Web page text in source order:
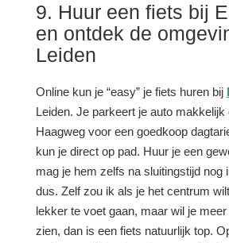
9. Huur een fiets bij
en ontdek de
Leiden
Online kun je “easy” je fiets huren bij
Leiden. Je parkeert je auto makkelijk
Haagweg voor een goedkoop
kun je direct op pad. Huur je een
mag je hem zelfs na sluitingstijd nog
dus. Zelf zou ik als je het centrum
lekker te voet gaan, maar wil je
zien, dan is een fiets natuurlijk top.